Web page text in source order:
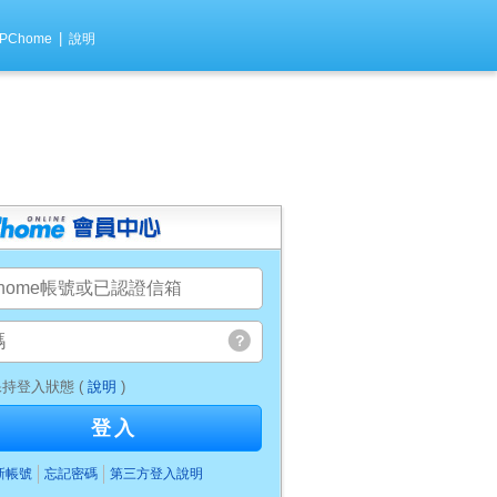
說明
登入狀態 ( 說明 )
登入
帳號 忘記密碼 第三方登入說明